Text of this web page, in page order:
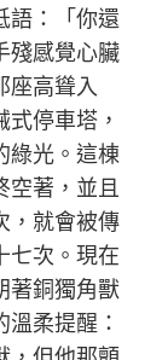
語：「你還
殘感覺心臟
座高聳入
停車塔，
綠光。這棟
空著，並且
，就會被傳
七次。現在
著銅獨角獸
柔提醒：